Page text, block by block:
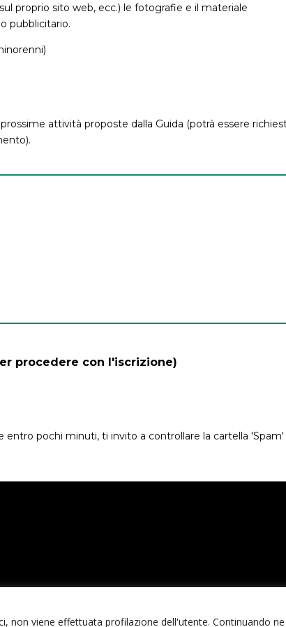
non viene effettuata profilazione dell'utente. Continuando
proprio sito web, ecc.) le fotografie e il materiale
pubblicitario.
attività proposte dalla Guida (potrà essere
procedere con l'iscrizione)
pochi minuti, ti invito a controllare la cartella